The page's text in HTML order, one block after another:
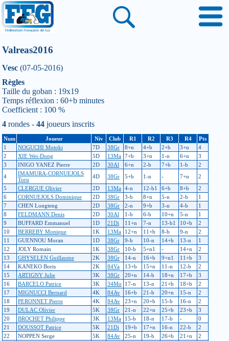
Valreas2016
Vesc (07-05-2016)
Règles
Taille du goban : 19x19
Temps réflexion : 60+b minutes
Coefficient : 100 %
4 rondes - 44 joueurs inscrits
Num Joueur Niv Club R1 R2 R3 R4
Pts
1
NOGUCHI Motoki 7D 38Gr 8+n 4+b 2+b 3+n
4
2
XIE Wei-Dong 5D 13Ma 7+b 3+n 1-n 6+n
3
3
INIGO YANEZ Pierre 2D 30Al 6+n 2-b 7+b 1-b
2
4
IMAMURA-CORNUEJOLS
Toru
4D 38Gr 5+b 1-n - 7+n
2
5
CLERGUE Olivier 2D 13Ma 4-n 12-b1 6+b 8+b
2
6
CORNUEJOLS Dominique 2D 38Gr 3-b 8+n 5-n 2-b
1
7
CHEN Longteng 2D 38Gr 2-n 9+b 3-n 4-b
1
8
FELDMANN Denis 2D 30Al 1-b 6-b 10+n 5-n
1
9
BUFFARD Emmanuel 1D 21Di 11+n 7-n 13-b1 10+b
2
10
BERREBY Monique 1K 13Ma 12+n 11+b 8-b 9-n
2
11
GUENNOU Moran 1D 38Gr 9-b 10-n 14+b 13-n
1
12
JOLY Romain 1K 38Gr 10-b 5+n1 - 14+n
2
13
GHYSELEN Guillaume 2K 38Gr 14-n 16+b 9+n1 11+b
3
14
KANEKO Boris 2K 84Va 13+b 15+n 11-n 12-b
2
15
ARTIGNY Julie 3K 38Gr 20+n 14-b 18+n 17+b
3
16
BARCELO Patrice 3K 34Mo 17-n 13-n 21+b 18+b
2
17
MIGNUCCI Bernard 4K 84Av 16+b 21-b 20+n 15-n
2
18
PERONNET Pierre 4K 84Av 23+n 20+b 15-b 16-n
2
19
DULAC Olivier 5K 38Gr 21-n 22+n 25+b 23+b
3
20
BROCHET Philippe 3K 13Ma 15-b 18-n 17-b -
0
21
DOUSSOT Patrice 5K 21Di 19+b 17+n 16-n 22-b
2
22
NOPPEN Serge 5K 84Av 25-n 19-b 26+b 21+n
2